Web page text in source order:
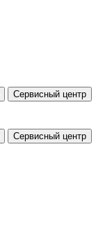
Сервисный центр
Сервисный центр